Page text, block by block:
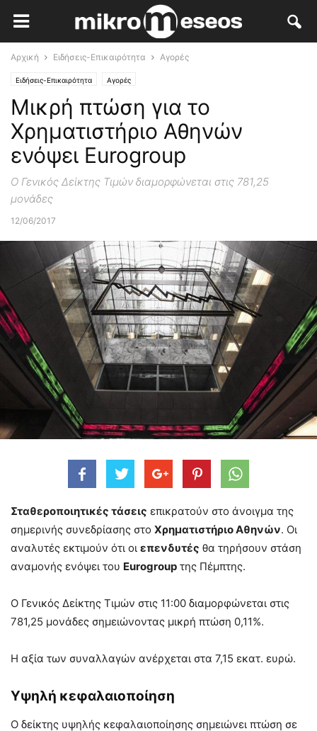
Αρχική Ειδήσεις-Επικαιρότητα Αγορές
Ειδήσεις-Επικαιρότητα Αγορές
Μικρή πτώση για το
Χρηματιστήριο Αθηνών
ενόψει Eurogroup
O Γενικός Δείκτης Τιμών διαμορφώνεται στις 781,25
μονάδες
12/06/2017
Σταθεροποιητικές τάσεις επικρατούν στο άνοιγμα της
σημερινής συνεδρίασης στο Χρηματιστήριο Αθηνών. Οι
αναλυτές εκτιμούν ότι οι επενδυτές θα τηρήσουν στάση
αναμονής ενόψει του Eurogroup της Πέμπτης.
O Γενικός Δείκτης Τιμών στις 11:00 διαμορφώνεται στις
781,25 μονάδες σημειώνοντας μικρή πτώση 0,11%.
Η αξία των συναλλαγών ανέρχεται στα 7,15 εκατ. ευρώ.
Υψηλή κεφαλαιοποίηση
Ο δείκτης υψηλής κεφαλαιοποίησης σημειώνει πτώση σε